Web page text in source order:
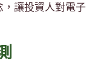
讓投資人對電子